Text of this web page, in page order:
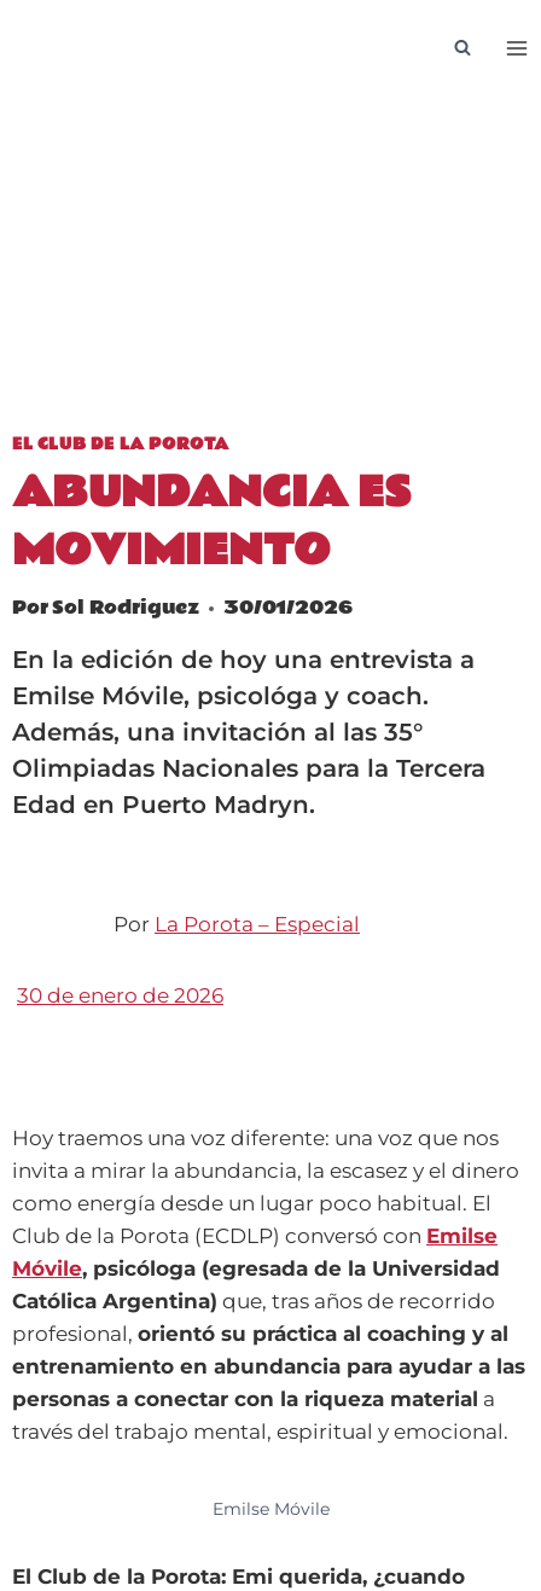
EL CLUB DE LA POROTA
ABUNDANCIA ES
MOVIMIENTO
PorSol Rodriguez 30/01/2026
En la edición de hoy una entrevista a
Emilse Móvile, psicológa y coach.
Además, una invitación al las 35°
Olimpiadas Nacionales para la Tercera
Edad en Puerto Madryn.
Por La Porota – Especial
30 de enero de 2026
Hoy traemos una voz diferente: una voz que nos
invita a mirar la abundancia, la escasez y el dinero
como energía desde un lugar poco habitual. El
Club de la Porota (ECDLP) conversó con Emilse
Móvile, psicóloga (egresada de la Universidad
Católica Argentina) que, tras años de recorrido
profesional, orientó su práctica al coaching y al
entrenamiento en abundancia para ayudar a las
personas a conectar con la riqueza material a
través del trabajo mental, espiritual y emocional.
Emilse Móvile
El Club de la Porota: Emi querida, ¿cuando